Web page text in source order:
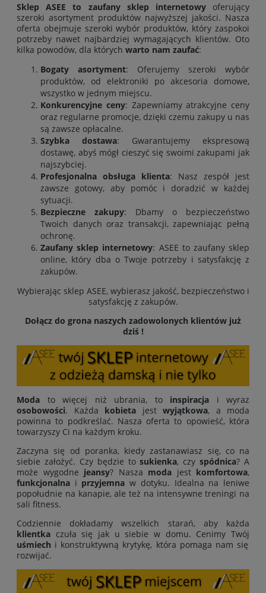
Sklep ASEE to zaufany sklep internetowyoferujący
szeroki asortyment produktów najwyższej jakości. Nasza
oferta obejmuje szeroki wybór produktów, który zaspokoi
potrzeby nawet najbardziej wymagających klientów. Oto
kilka powodów, dla których warto nam zaufać:
Bogaty asortyment: Oferujemy szeroki wybór
produktów, od elektroniki po akcesoria domowe,
wszystko w jednym miejscu.
Konkurencyjne ceny: Zapewniamy atrakcyjne ceny
oraz regularne promocje, dzięki czemu zakupy u nas
są zawsze opłacalne.
Szybka dostawa: Gwarantujemy ekspresową
dostawę, abyś mógł cieszyć się swoimi zakupami jak
najszybciej.
Profesjonalna obsługa klienta: Nasz zespół jest
zawsze gotowy, aby pomóc i doradzić w każdej
sytuacji.
Bezpieczne zakupy: Dbamy o bezpieczeństwo
Twoich danych oraz transakcji, zapewniając pełną
ochronę.
Zaufany sklep internetowy: ASEE to zaufany sklep
online, który dba o Twoje potrzeby i satysfakcję z
zakupów.
Wybierając sklep ASEE, wybierasz jakość, bezpieczeństwo i
satysfakcję z zakupów.
Dołącz do grona naszych zadowolonych klientów już
dziś !
Moda to więcej niż ubrania, to inspiracja i wyraz
osobowości. Każda kobieta jest wyjątkowa, a moda
powinna to podkreślać. Nasza oferta to opowieść, która
towarzyszy Ci na każdym kroku.
Zaczyna się od poranka, kiedy zastanawiasz się, co na
siebie założyć. Czy będzie tosukienka, czyspódnica? A
może wygodne jeansy? Nasza moda jest komfortowa,
funkcjonalna i przyjemna w dotyku. Idealna na leniwe
popołudnie na kanapie, ale też na intensywne treningi na
sali fitness.
Codziennie dokładamy wszelkich starań, aby każda
klientka czuła się jak u siebie w domu. Cenimy Twój
uśmiech i konstruktywną krytykę, która pomaga nam się
rozwijać.